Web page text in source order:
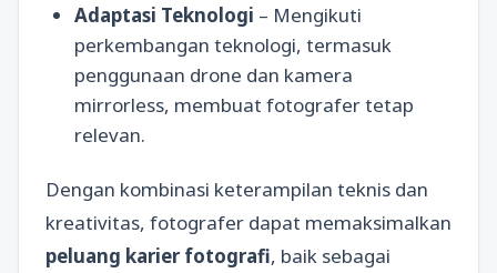
Adaptasi Teknologi – Mengikuti
perkembangan teknologi, termasuk
penggunaan drone dan kamera
mirrorless, membuat fotografer tetap
relevan.
Dengan kombinasi keterampilan teknis dan
kreativitas, fotografer dapat memaksimalkan
peluang karier fotografi, baik sebagai